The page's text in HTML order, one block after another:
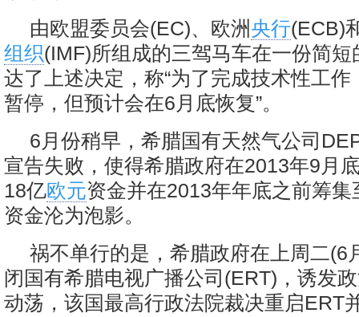
由欧盟委员会(EC)、欧洲央行(ECB)
组织(IMF)所组成的三驾马车在一份简
达了上述决定，称“为了完成技术性工
暂停，但预计会在6月底恢复”。
6月份稍早，希腊国有天然气公司
宣告失败，使得希腊政府在2013年9月
18亿欧元资金并在2013年年底之前筹
资金沦为泡影。
祸不单行的是，希腊政府在上周二(6
闭国有希腊电视广播公司(ERT)，诱发
动荡，该国最高行政法院裁决重启ERT